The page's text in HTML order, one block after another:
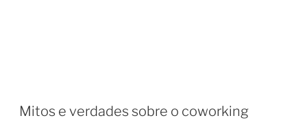
Mitos e verdades sobre o coworking